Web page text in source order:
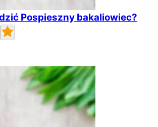
Pospieszny bakaliowiec?